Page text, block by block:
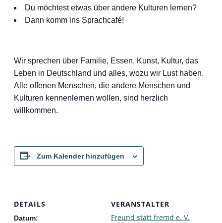
Du möchtest etwas über andere Kulturen lernen?
Dann komm ins Sprachcafé!
Wir sprechen über Familie, Essen, Kunst, Kultur, das
Leben in Deutschland und alles, wozu wir Lust haben.
Alle offenen Menschen, die andere Menschen und
Kulturen kennenlernen wollen, sind herzlich
willkommen.
Zum Kalender hinzufügen
DETAILS
Datum:
VERANSTALTER
Freund statt fremd e. V.